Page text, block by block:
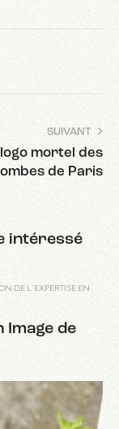
SUIVANT
logo mortel des
de Paris
intéressé
DE L’EXPERTISE EN
Image de